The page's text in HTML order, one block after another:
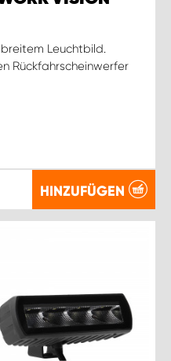
Leuchtbild.
Rückfahrscheinwerfer
HINZUFÜGEN